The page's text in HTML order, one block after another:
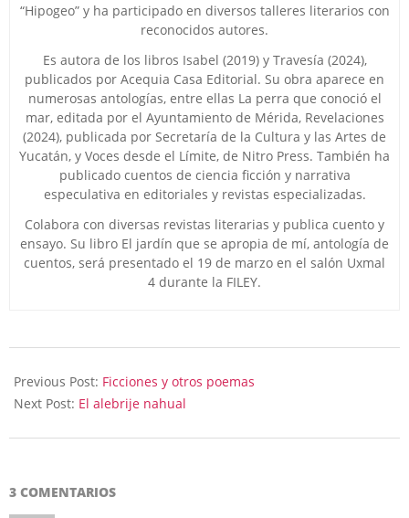
“Hipogeo” y ha participado en diversos talleres literarios con
reconocidos autores.
Es autora de los libros Isabel (2019) y Travesía (2024),
publicados por Acequia Casa Editorial. Su obra aparece en
numerosas antologías, entre ellas La perra que conoció el
mar, editada por el Ayuntamiento de Mérida, Revelaciones
(2024), publicada por Secretaría de la Cultura y las Artes de
Yucatán, y Voces desde el Límite, de Nitro Press. También ha
publicado cuentos de ciencia ficción y narrativa
especulativa en editoriales y revistas especializadas.
Colabora con diversas revistas literarias y publica cuento y
ensayo. Su libro El jardín que se apropia de mí, antología de
cuentos, será presentado el 19 de marzo en el salón Uxmal
4 durante la FILEY.
08-
15
Previous Post: Ficciones y otros poemas
Next Post: El alebrije nahual
3 COMENTARIOS